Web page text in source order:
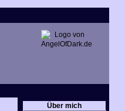
Über mich